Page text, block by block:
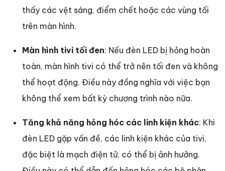
thấy các vệt sáng, điểm chết hoặc các vùng tối
trên màn hình.
Màn hình tivi tối đen: Nếu đèn LED bị hỏng hoàn
toàn, màn hình tivi có thể trở nên tối đen và không
thể hoạt động. Điều này đồng nghĩa với việc bạn
không thể xem bất kỳ chương trình nào nữa.
Tăng khả năng hỏng hóc các linh kiện khác: Khi
đèn LED gặp vấn đề, các linh kiện khác của tivi,
đặc biệt là mạch điện tử, có thể bị ảnh hưởng.